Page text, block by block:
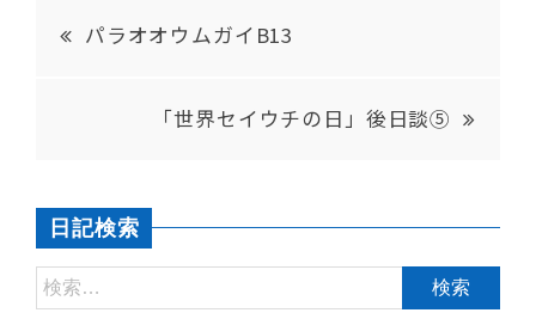
パラオオウムガイB13
「世界セイウチの日」後日談⑤
日記検索